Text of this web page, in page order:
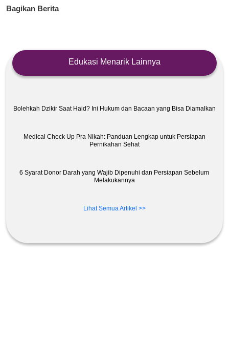
Bagikan Berita
Edukasi Menarik Lainnya
Bolehkah Dzikir Saat Haid? Ini Hukum dan Bacaan yang Bisa Diamalkan
Medical Check Up Pra Nikah: Panduan Lengkap untuk Persiapan
Pernikahan Sehat
6 Syarat Donor Darah yang Wajib Dipenuhi dan Persiapan Sebelum
Melakukannya
Lihat Semua Artikel >>